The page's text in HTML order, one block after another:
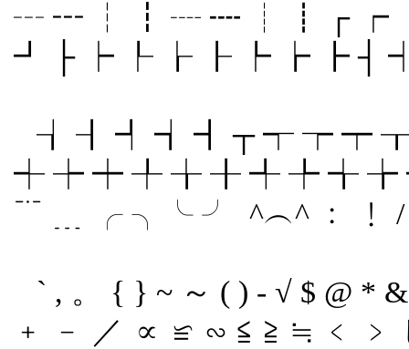
┄ ┅ ┆ ┇ ┈ ┉ ┊ ┋ ┌ ┍
┛ ├ ┝ ┞ ┟ ┠ ┡ ┢ ┣ ┤
┧ ┨ ┩ ┪ ┫ ┬ ┭ ┮ ┯
┽ ┾ ┿ ╀ ╁ ╂ ╃ ╄ ╅ ╆ ╇
﹊ ﹍ ╭ ╮╰ ╯ ^︵^ ﹕ ﹗ /
` , 。 { } ~ ～ ( ) - √ $ @ *
﹢ ﹣ ／ ∝ ≌ ∽ ≦ ≧ ≒ ﹤